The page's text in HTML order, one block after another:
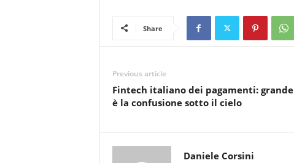
Share
Previous article
Fintech italiano dei pagamenti: grande
è la confusione sotto il cielo
Daniele Corsini